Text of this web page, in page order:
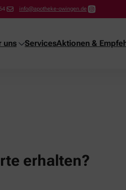
info@apotheke-owingen.de
uns ServicesAktionen &
erhalten?